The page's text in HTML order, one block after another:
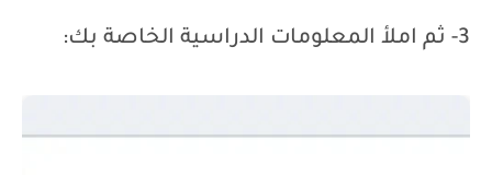
3- ثم املأ المعلومات الدراسية الخاصة بك: